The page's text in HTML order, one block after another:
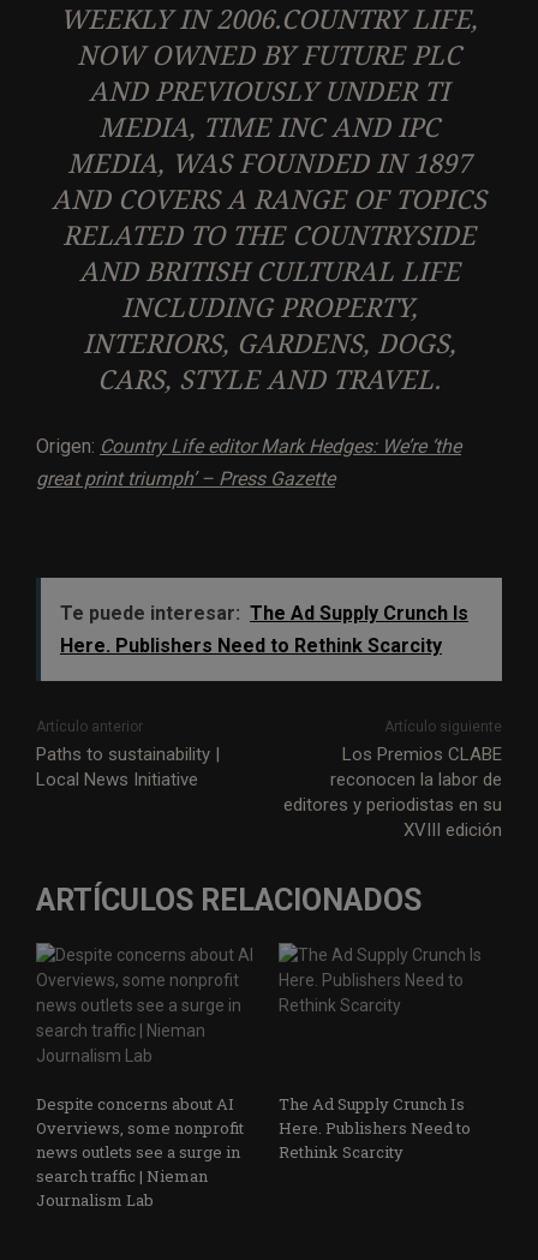
WEEKLY IN 2006.COUNTRY LIFE,
NOW OWNED BY FUTURE PLC
AND PREVIOUSLY UNDER TI
MEDIA, TIME INC AND IPC
MEDIA, WAS FOUNDED IN 1897
AND COVERS A RANGE OF TOPICS
RELATED TO THE COUNTRYSIDE
AND BRITISH CULTURAL LIFE
INCLUDING PROPERTY,
INTERIORS, GARDENS, DOGS,
CARS, STYLE AND TRAVEL.
Origen: Country Life editor Mark Hedges: We’re ‘the
great print triumph’ – Press Gazette
Te puede interesar: The Ad Supply Crunch Is
Here. Publishers Need to Rethink Scarcity
Artículo anterior
Paths to sustainability |
Local News Initiative
Artículo siguiente
Los Premios CLABE
reconocen la labor de
editores y periodistas en su
XVIII edición
ARTÍCULOS RELACIONADOS
Despite concerns about AI
Overviews, some nonprofit
news outlets see a surge in
search traffic | Nieman
Journalism Lab
The Ad Supply Crunch Is
Here. Publishers Need to
Rethink Scarcity